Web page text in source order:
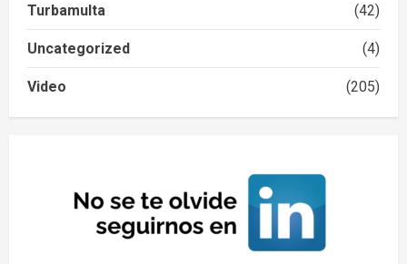
Turbamulta (42)
Uncategorized (4)
Video (205)